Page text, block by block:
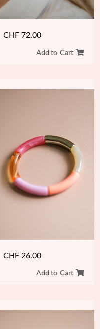
CHF 72.00
Add to Cart
CHF 26.00
Add to Cart